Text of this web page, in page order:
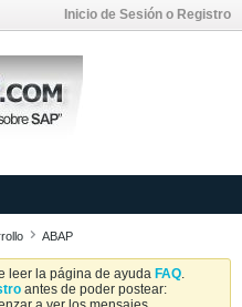
Inicio de Sesión o Registro
ABAP
leer la página de ayuda FAQ.
antes de poder postear: